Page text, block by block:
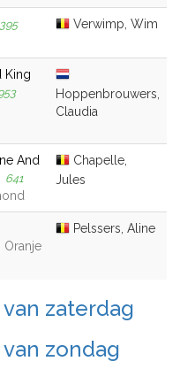
395 Verwimp, Wim
King
Hoppenbrouwers,
Claudia
And
641
Chapelle,
Jules
Oranje
Pelssers, Aline
zaterdag
zondag